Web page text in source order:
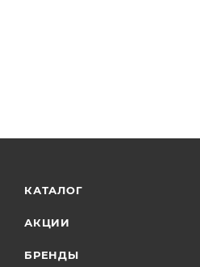
КАТАЛОГ
АКЦИИ
БРЕНДЫ